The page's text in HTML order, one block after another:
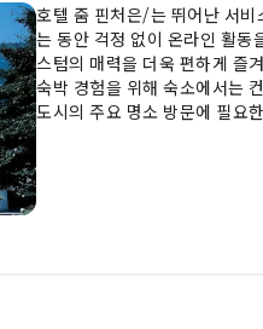
호텔 줌 핀처은/는 뛰어난 서비
는 동안 걱정 없이 온라인 활동
스텀의 매력을 더욱 편하게 즐
숙박 경험을 위해 숙소에서는
도시의 주요 명소 방문에 필요
요한 경우이든, 숙소에서 제